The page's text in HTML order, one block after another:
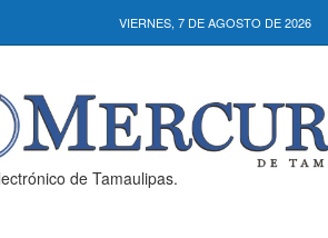
VIERNES, 7 DE AGOSTO DE 2026
de Tamaulipas.